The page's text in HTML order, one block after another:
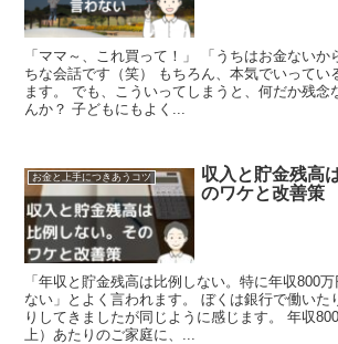
「ママ～、これ買って！」 「うちはお金ない
ちな会話です（笑） もちろん、本気でいってい
ます。 でも、こういってしまうと、何だか残念
んか？ 子どもにもよく...
お金と上手につきあうコツ
収入と貯金残高
のワケと改善策
「年収と貯金残高は比例しない。特に年収800
ない」とよく言われます。 ぼくは銀行で働いた
りしてきましたが同じように感じます。 年収
上）あたりのご家庭に、...